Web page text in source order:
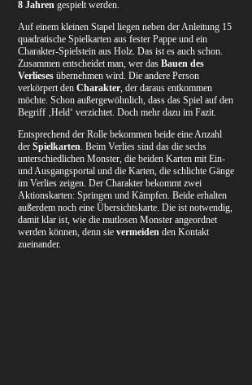
8 Jahren gespielt werden.
Auf einem kleinen Stapel liegen neben der Anleitung 15
quadratische Spielkarten aus fester Pappe und ein
Charakter-Spielstein aus Holz. Das ist es auch schon.
Zusammen entscheidet man, wer dasBauen des
Verlieses übernehmen wird. Die andere Person
verkörpert denCharakter, der daraus entkommen
möchte. Schon außergewöhnlich, dass das Spiel auf den
Begriff ‚Held‘ verzichtet. Doch mehr dazu im Fazit.
Entsprechend der Rolle bekommen beide eine Anzahl
derSpielkarten. Beim Verlies sind das die sechs
unterschiedlichen Monster, die beiden Karten mit Ein-
und Ausgangsportal und die Karten, die schlichte Gänge
im Verlies zeigen. Der Charakter bekommt zwei
Aktionskarten: Springen und Kämpfen. Beide erhalten
außerdem noch eine Übersichtskarte. Die ist notwendig,
damit klar ist, wie die mutlosen Monster angeordnet
werden können, denn sievermeiden den Kontakt
zueinander.